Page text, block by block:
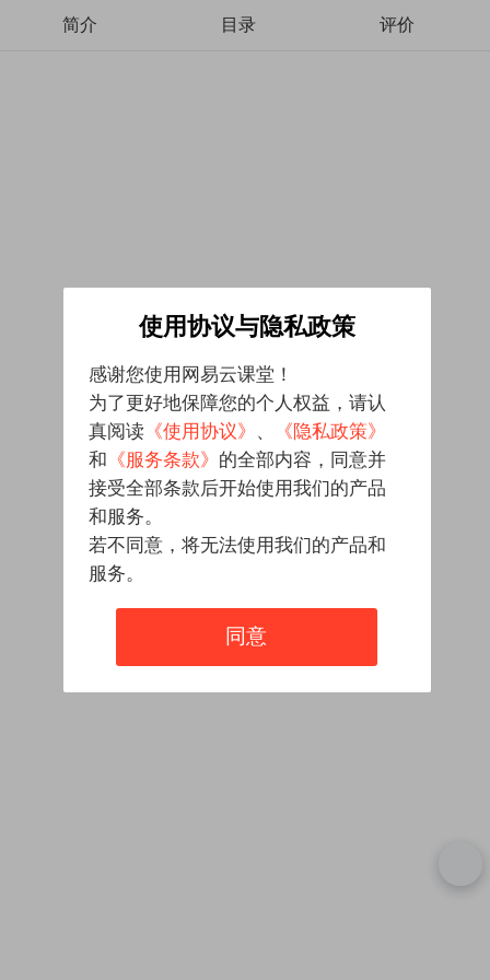
简介 目录 评价
使用协议与隐私政策
感谢您使用网易云课堂！
为了更好地保障您的个人权益，请认
真阅读 《使用协议》 、
《隐私政策》
和 《服务条款》 的全部内容，同意并
接受全部条款后开始使用我们的产品
和服务。
若不同意，将无法使用我们的产品和
服务。
同意